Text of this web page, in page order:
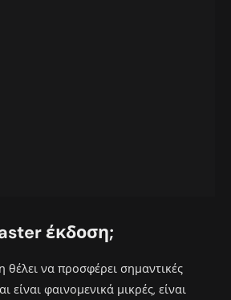
έκδοση;
να προσφέρει σημαντικές
είναι φαινομενικά μικρές, είναι